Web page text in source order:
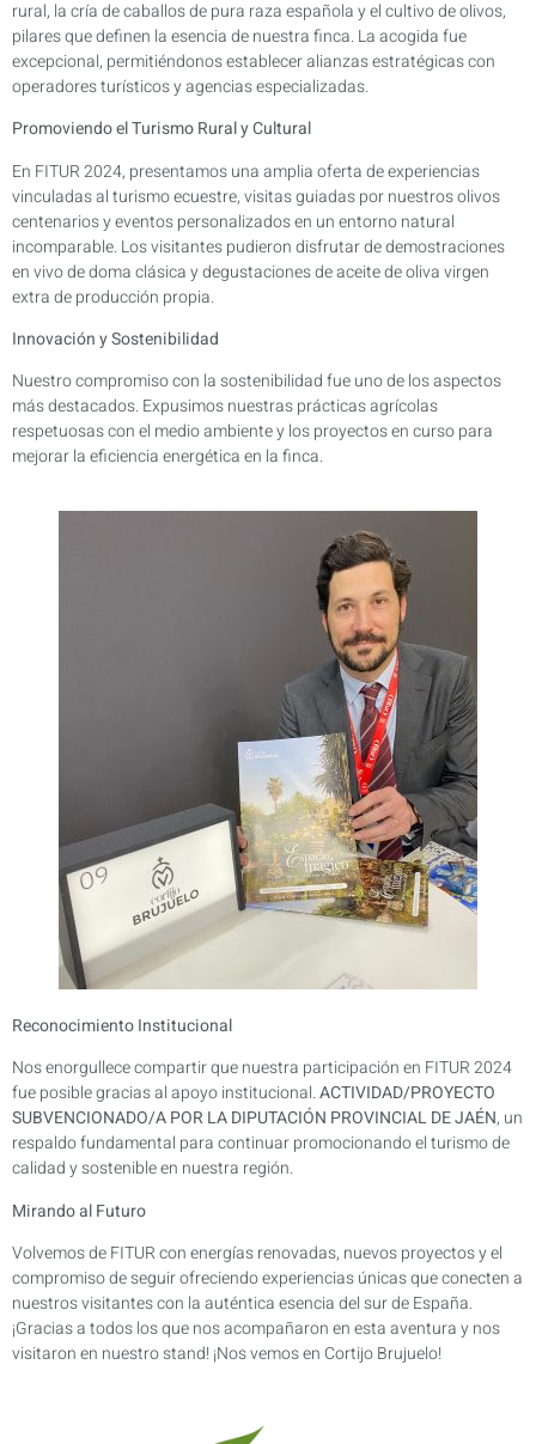
rural, la cría de caballos de pura raza española y el cultivo de olivos,
pilares que definen la esencia de nuestra finca. La acogida fue
excepcional, permitiéndonos establecer alianzas estratégicas con
operadores turísticos y agencias especializadas.
Promoviendo el Turismo Rural y Cultural
En FITUR 2024, presentamos una amplia oferta de experiencias
vinculadas al turismo ecuestre, visitas guiadas por nuestros olivos
centenarios y eventos personalizados en un entorno natural
incomparable. Los visitantes pudieron disfrutar de demostraciones
en vivo de doma clásica y degustaciones de aceite de oliva virgen
extra de producción propia.
Innovación y Sostenibilidad
Nuestro compromiso con la sostenibilidad fue uno de los aspectos
más destacados. Expusimos nuestras prácticas agrícolas
respetuosas con el medio ambiente y los proyectos en curso para
mejorar la eficiencia energética en la finca.
Reconocimiento Institucional
Nos enorgullece compartir que nuestra participación en FITUR 2024
fue posible gracias al apoyo institucional.ACTIVIDAD/PROYECTO
SUBVENCIONADO/A POR LA DIPUTACIÓN PROVINCIAL DE JAÉN, un
respaldo fundamental para continuar promocionando el turismo de
calidad y sostenible en nuestra región.
Mirando al Futuro
Volvemos de FITUR con energías renovadas, nuevos proyectos y el
compromiso de seguir ofreciendo experiencias únicas que conecten a
nuestros visitantes con la auténtica esencia del sur de España.
¡Gracias a todos los que nos acompañaron en esta aventura y nos
visitaron en nuestro stand! ¡Nos vemos en Cortijo Brujuelo!